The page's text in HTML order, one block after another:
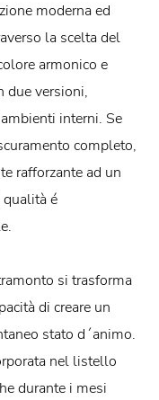
moderna ed
la scelta del
armonico e
due versioni,
interni. Se
completo,
rafforzante ad un
é
si trasforma
di creare un
stato d´animo.
nel listello
durante i mesi